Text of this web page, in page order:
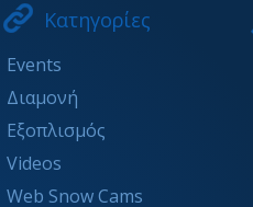
Κατηγορίες
Events
Διαμονή
Εξοπλισμός
Videos
Web Snow Cams